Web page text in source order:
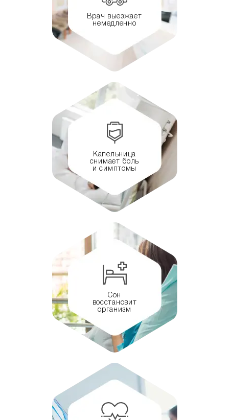
Врач выезжает
немедленно
Капельница
снимает боль
и симптомы
Сон
восстановит
организм